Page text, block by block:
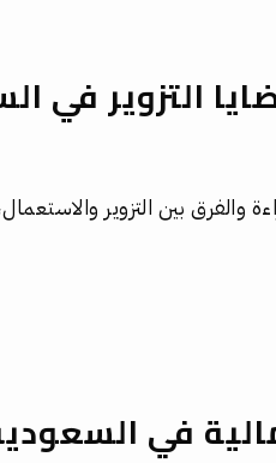
التزوير في
والفرق بين التزوير
في